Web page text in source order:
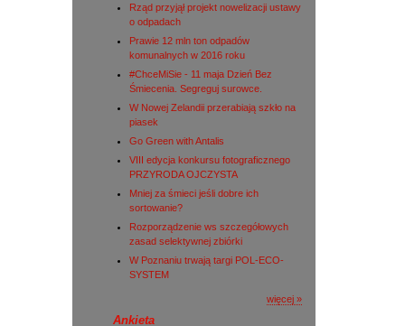
Rząd przyjął projekt nowelizacji ustawy
o odpadach
Prawie 12 mln ton odpadów
komunalnych w 2016 roku
#ChceMiSie - 11 maja Dzień Bez
Śmiecenia. Segreguj surowce.
W Nowej Zelandii przerabiają szkło na
piasek
Go Green with Antalis
VIII edycja konkursu fotograficznego
PRZYRODA OJCZYSTA
Mniej za śmieci jeśli dobre ich
sortowanie?
Rozporządzenie ws szczegółowych
zasad selektywnej zbiórki
W Poznaniu trwają targi POL-ECO-
SYSTEM
więcej »
Ankieta